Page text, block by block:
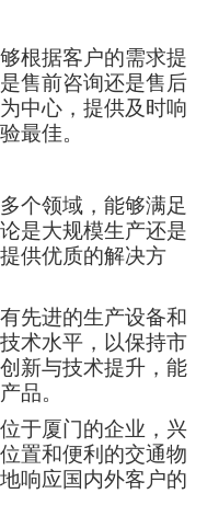
根据客户的需求提
售前咨询还是售后
中心，提供及时响
最佳。
个领域，能够满足
是大规模生产还是
供优质的解决方
先进的生产设备和
术水平，以保持市
新与技术提升，能
品。
于厦门的企业，兴
置和便利的交通物
响应国内外客户的